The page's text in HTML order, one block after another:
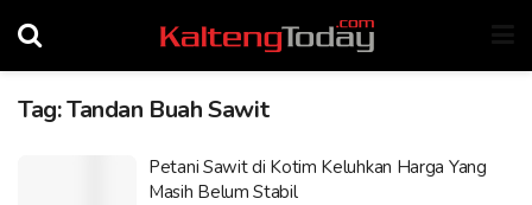
Tag:Tandan Buah Sawit
Petani Sawit di Kotim Keluhkan Harga Yang
Masih Belum Stabil